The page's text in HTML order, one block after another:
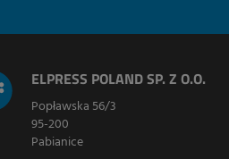
ELPRESS POLAND SP. Z O.O.
Popławska 56/3
95-200
Pabianice